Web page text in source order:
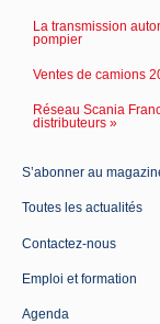
La transmission
pompier
Ventes de camions
Réseau Scania
distributeurs »
S’abonner au
Toutes les actualités
Contactez-nous
Emploi et formation
Agenda